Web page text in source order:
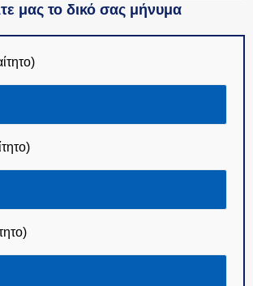
μας το δικό σας μήνυμα